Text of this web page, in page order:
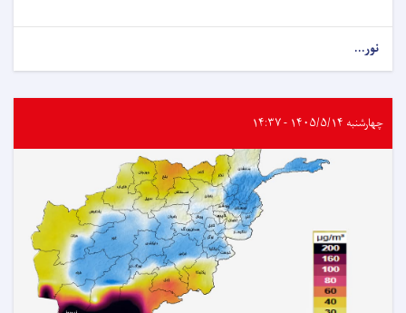
نور...
چهارشنبه ۱۴۰۵/۵/۱۴ - ۱۴:۳۷